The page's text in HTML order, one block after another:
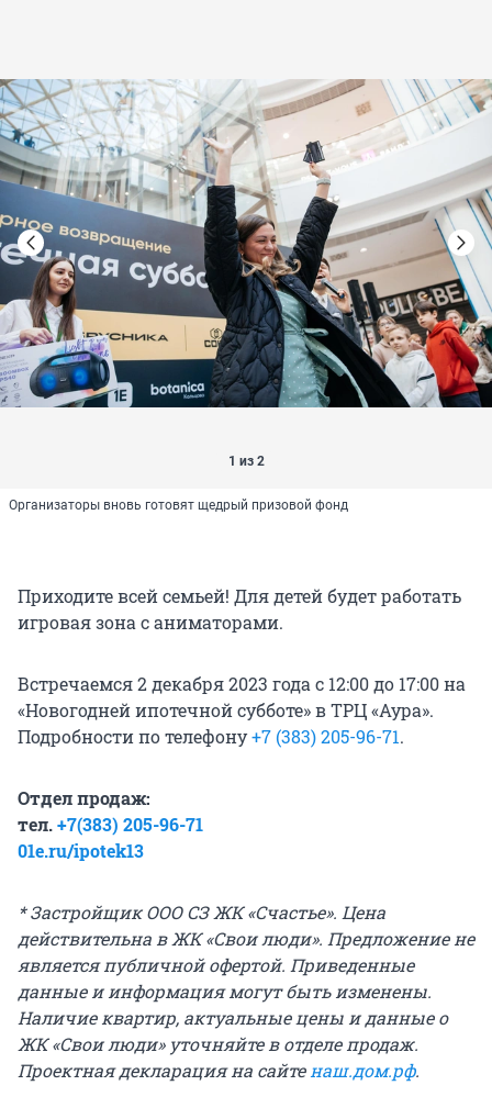
1 из 2
Организаторы вновь готовят щедрый призовой фонд
Приходите всей семьей! Для детей будет работать
игровая зона с аниматорами.
Встречаемся 2 декабря 2023 года с 12:00 до 17:00 на
«Новогодней ипотечной субботе» в ТРЦ «Аура».
Подробности по телефону+7 (383) 205-96-71.
Отдел продаж:
тел.+7(383) 205-96-71
01e.ru/ipotek13
* Застройщик ООО СЗ ЖК «Счастье». Цена
действительна в ЖК «Свои люди». Предложение не
является публичной офертой. Приведенные
данные и информация могут быть изменены.
Наличие квартир, актуальные цены и данные о
ЖК «Свои люди» уточняйте в отделе продаж.
Проектная декларация на сайтенаш.дом.рф.